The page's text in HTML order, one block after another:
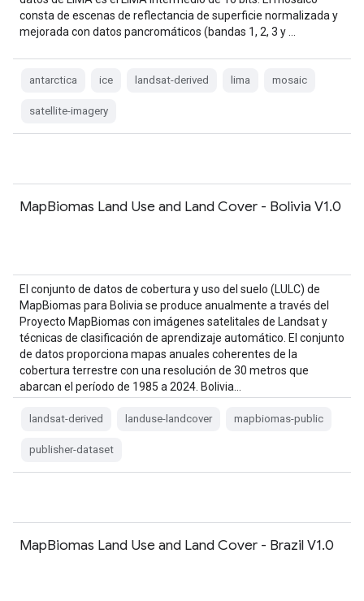
consta de escenas de reflectancia de superficie normalizada y
mejorada con datos pancromáticos (bandas 1, 2, 3 y …
antarctica ice landsat-derived lima mosaic
satellite-imagery
MapBiomas Land Use and Land Cover - Bolivia V1.0
El conjunto de datos de cobertura y uso del suelo (LULC) de
MapBiomas para Bolivia se produce anualmente a través del
Proyecto MapBiomas con imágenes satelitales de Landsat y
técnicas de clasificación de aprendizaje automático. El conjunto
de datos proporciona mapas anuales coherentes de la
cobertura terrestre con una resolución de 30 metros que
abarcan el período de 1985 a 2024. Bolivia…
landsat-derived landuse-landcover mapbiomas-public
publisher-dataset
MapBiomas Land Use and Land Cover - Brazil V1.0